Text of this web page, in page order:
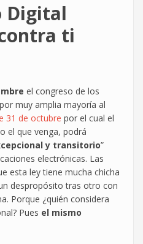
Digital
ti
el congreso de los
muy amplia mayoría al
31 de octubre por el cual el
el que venga, podrá
y transitorio”
electrónicas. Las
esta ley tiene mucha chicha
despropósito tras otro con
Porque ¿quién considera
Pues el mismo